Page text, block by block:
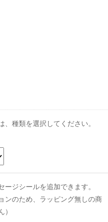
、種類を選択してください。
ージシールを追加できます。
ンのため、ラッピング無しの商
）